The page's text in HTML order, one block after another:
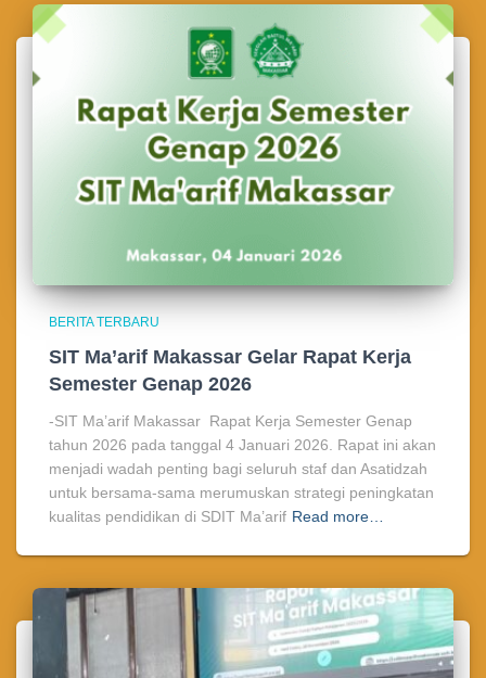
BERITA TERBARU
SIT Ma’arif Makassar Gelar Rapat Kerja
Semester Genap 2026
-SIT Ma’arif Makassar Rapat Kerja Semester Genap
tahun 2026 pada tanggal 4 Januari 2026. Rapat ini akan
menjadi wadah penting bagi seluruh staf dan Asatidzah
untuk bersama-sama merumuskan strategi peningkatan
kualitas pendidikan di SDIT Ma’arif Read more…